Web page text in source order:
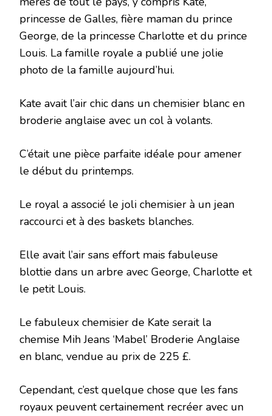
princesse de Galles, fière maman du prince
George, de la princesse Charlotte et du prince
Louis. La famille royale a publié une jolie
photo de la famille aujourd’hui.
Kate avait l’air chic dans un chemisier blanc en
broderie anglaise avec un col à volants.
C’était une pièce parfaite idéale pour amener
le début du printemps.
Le royal a associé le joli chemisier à un jean
raccourci et à des baskets blanches.
Elle avait l’air sans effort mais fabuleuse
blottie dans un arbre avec George, Charlotte et
le petit Louis.
Le fabuleux chemisier de Kate serait la
chemise Mih Jeans ‘Mabel’ Broderie Anglaise
en blanc, vendue au prix de 225 £.
Cependant, c’est quelque chose que les fans
royaux peuvent certainement recréer avec un